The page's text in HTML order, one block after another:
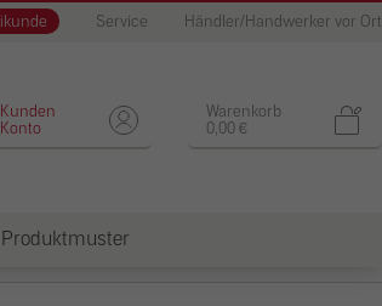
Service Händler/Handwerker vor Ort
Warenkorb
0,00 €
Kunden
Konto
Produktmuster